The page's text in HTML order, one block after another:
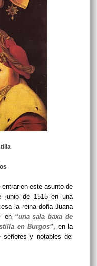
en este asunto de
junio de 1515 en una
la reina doña Juana
en “una sala baxa de
en Burgos”, en la
señores y notables del